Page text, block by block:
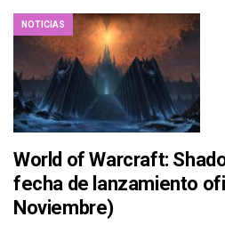
NOTICIAS
World of Warcraft:
fecha de lanzamiento
Noviembre)